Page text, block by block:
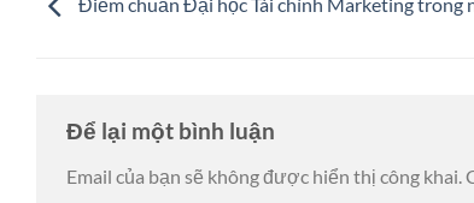
Để lại một bình luận
Email của bạn sẽ không được hiển thị công khai.